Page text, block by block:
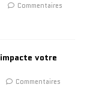
Commentaires
votre
Commentaires